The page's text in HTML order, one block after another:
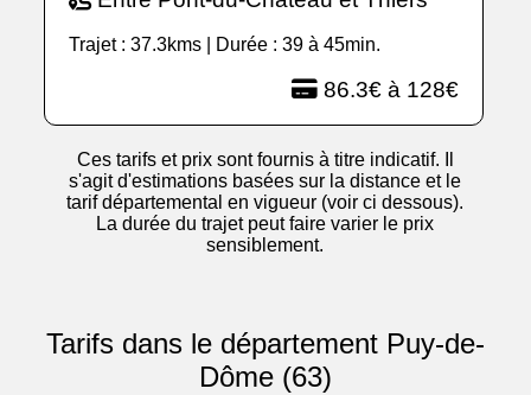
Trajet : 37.3kms | Durée : 39 à 45min.
86.3€ à 128€
Ces tarifs et prix sont fournis à titre indicatif. Il
s'agit d'estimations basées sur la distance et le
tarif départemental en vigueur (voir ci dessous).
La durée du trajet peut faire varier le prix
sensiblement.
Tarifs dans le département Puy-de-
Dôme (63)